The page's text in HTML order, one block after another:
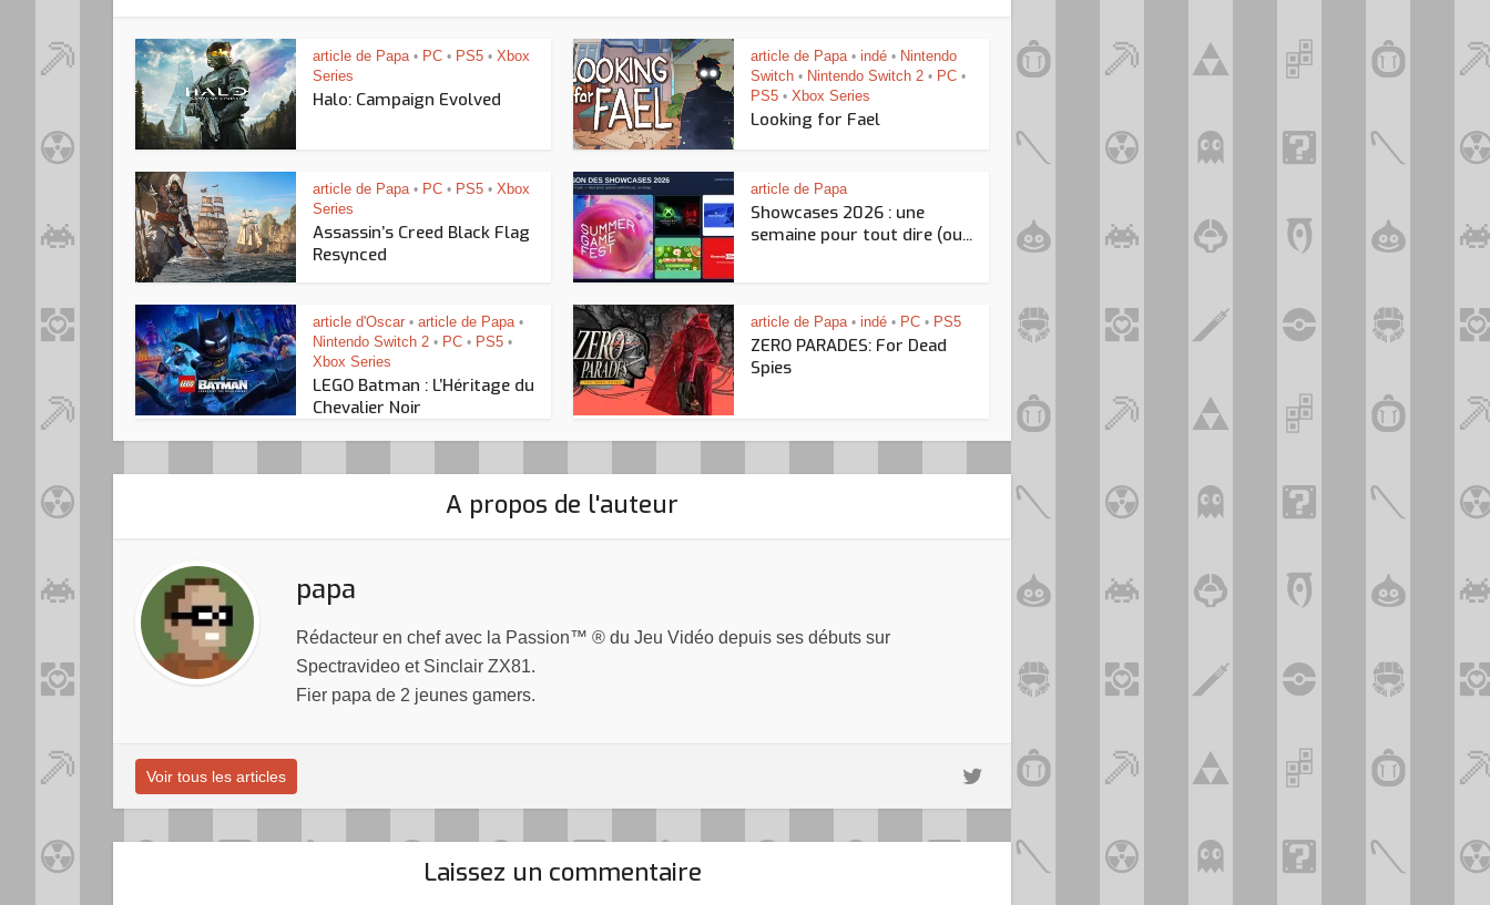
article de Papa • PC • PS5 • Xbox
Series
Halo: Campaign Evolved
article de Papa • indé • Nintendo
Switch • Nintendo Switch 2 • PC •
PS5 • Xbox Series
Looking for Fael
article de Papa • PC • PS5 • Xbox
Series
Assassin’s Creed Black Flag
Resynced
article de Papa
Showcases 2026 : une
semaine pour tout dire (ou...
article d'Oscar • article de Papa •
Nintendo Switch 2 • PC • PS5 •
Xbox Series
LEGO Batman : L’Héritage du
Chevalier Noir
article de Papa • indé • PC • PS5
ZERO PARADES: For Dead
Spies
A propos de l'auteur
papa
Rédacteur en chef avec la Passion™ ® du Jeu Vidéo depuis ses débuts sur
Spectravideo et Sinclair ZX81.
Fier papa de 2 jeunes gamers.
Voir tous les articles
Laissez un commentaire